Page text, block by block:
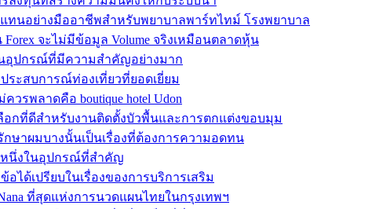
ทนอย่างมืออาชีพสำหรับพยาบาลพาร์ทไทม์ โรงพยาบาล
จะไม่มีข้อมูล Volume จริงเหมือนตลาดหุ้น
นอุปกรณ์ที่มีความสำคัญอย่างมาก
ระสบการณ์ท่องเที่ยวที่ยอดเยี่ยม
วรพลาดคือ boutique hotel Udon
อกที่ดีสำหรับงานติดตั้งบัวพื้นและการตกแต่งขอบมุม
กษาผมบางนั้นเป็นเรื่องที่ต้องการความอดทน
หนึ่งในอุปกรณ์ที่สำคัญ
ได้เปรียบในเรื่องของการบริการเสริม
Nana ที่สุดแห่งการนวดแผนไทยในกรุงเทพฯ